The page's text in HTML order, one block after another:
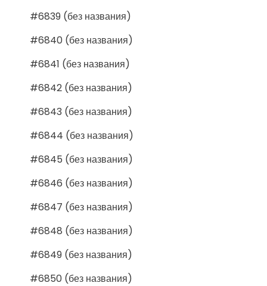
#6839 (без названия)
#6840 (без названия)
#6841 (без названия)
#6842 (без названия)
#6843 (без названия)
#6844 (без названия)
#6845 (без названия)
#6846 (без названия)
#6847 (без названия)
#6848 (без названия)
#6849 (без названия)
#6850 (без названия)